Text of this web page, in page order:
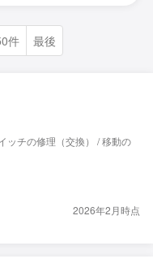
件 最後
ッチの修理（交換） / 移動の
2026年2月時点